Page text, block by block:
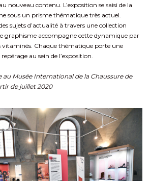
nouveau contenu. L’exposition se saisi de la
sous un prisme thématique très actuel.
sujets d’actualité à travers une collection
graphisme accompagne cette dynamique par
vitaminés. Chaque thématique porte une
au sein de l’exposition.
Musée International de la Chaussure de
de juillet 2020